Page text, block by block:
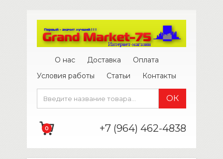
О нас Доставка
Оплата
Условия работы
Статьи Контакты
0 +7 (964) 462-4838